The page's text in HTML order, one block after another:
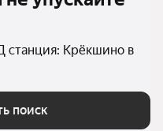
станция: Крёкшино в
поиск